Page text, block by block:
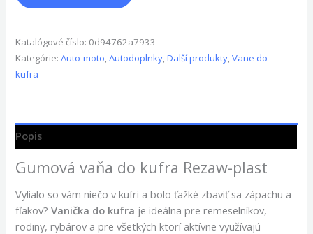
Katalógové číslo: 0d94762a7933
Kategórie:Auto-moto,Autodoplnky,Další produkty,Vane do
kufra
Popis
Gumová vaňa do kufra Rezaw-plast
Vylialo so vám niečo v kufri a bolo ťažké zbaviť sa zápachu a
fľakov?Vanička do kufra je ideálna pre remeselníkov,
rodiny, rybárov a pre všetkých ktorí aktívne využívajú